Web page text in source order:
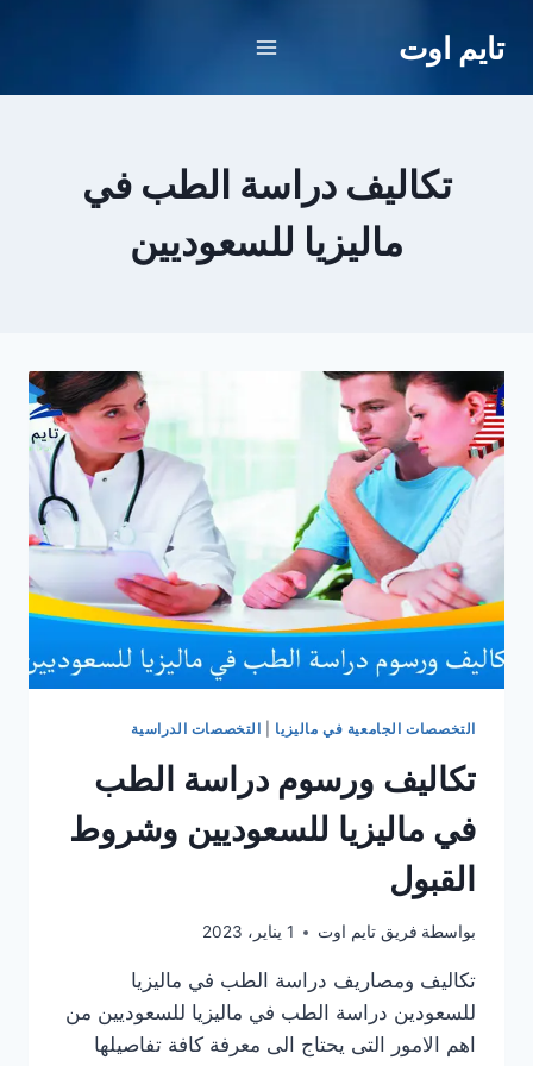
تايم اوت
تكاليف دراسة الطب في
ماليزيا للسعوديين
التخصصات الجامعية في ماليزيا التخصصات الدراسية
تكاليف ورسوم دراسة الطب
في ماليزيا للسعوديين وشروط
القبول
بواسطة فريق تايم اوت 1 يناير، 2023
تكاليف ومصاريف دراسة الطب في ماليزيا
للسعودين دراسة الطب في ماليزيا للسعوديين من
اهم الامور التى يحتاج الى معرفة كافة تفاصيلها